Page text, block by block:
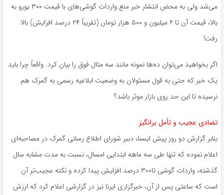
می‌شد ولی به محض انتشار خبر منع واردات گوشی‌های با قیمت ۳۰۰ یورو به
بالا، قیمت آن تا ۶ میلیون و ۵۰۰ هزار تومان (تقریباً ۲۴ درصد افزایش) بالا
رفت!
اگر بخواهید می‌توان ده‌ها نمونه مانند سه مثال فوق را بیان کرد. واقعاً چرا باید
یک خبر که حتی به قول مسئولان به وضعیت ابلاغیه رسمی به گمرک هم
نرسیده تا این حد روی بازار موثر باشد؟
تضادی عجیب و تأمل برانگیز
بنابر گزارش دو روز پیش ایسنا، دبیر شورای اطلاع رسانی گمرک در مصاحبه‌ای
اعلام نموده که تنها طی سه ماهه ابتدایی امسال، نسبت به مدت مشابه سال
گذشته، واردات گوشی تا۳۰۰ درصد افزایش پیدا کرده و نکته عجیب‌تر آن
است که ساعتی پس از آن، خبرگزاری ایرنا نیز در گزارشی اعلام کرد که ارزش